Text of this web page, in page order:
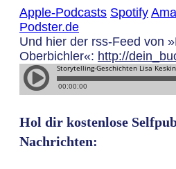
Apple-Podcasts Spotify
Podster.de
Und hier der rss-Feed von
Oberbichler«: http://
Hol dir kostenlose
Nachrichten: